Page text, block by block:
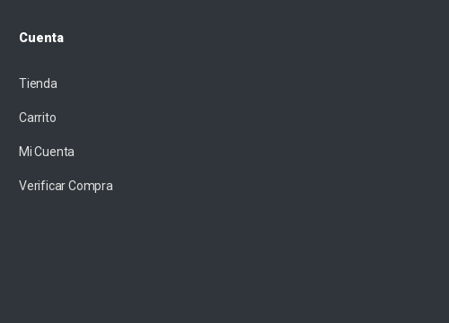
Cuenta
Tienda
Carrito
Mi Cuenta
Verificar Compra